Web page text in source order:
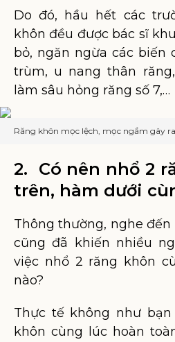
Do đó, hầu hết các
khôn đều được bác sĩ
bỏ, ngăn ngừa các biến
trùm, u nang thân
làm sâu hỏng răng số 7,…
Răng khôn mọc lệch, mọc ngầm gây
2. Có nên nhổ 2
trên, hàm dưới
Thông thường, nghe đến
cũng đã khiến nhiều
việc nhổ 2 răng khôn
nào?
Thực tế không như
khôn cùng lúc hoàn